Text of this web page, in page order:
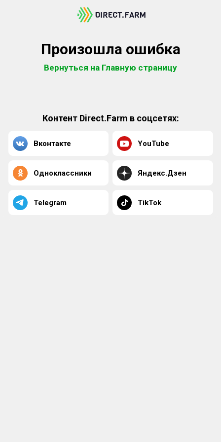
Произошла ошибка
Вернуться на Главную страницу
Контент Direct.Farm в соцсетях:
Вконтакте YouTube
Одноклассники Яндекс.Дзен
Telegram TikTok